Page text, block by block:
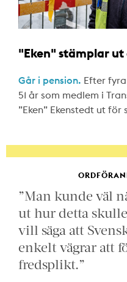
"Eken" stämplar ut
Går i pension. Efter
51 år som medlem i
”Eken” Ekenstedt ut för
”Man kunde väl
ut hur detta
vill säga att
enkelt vägrar att
fredsplikt.”